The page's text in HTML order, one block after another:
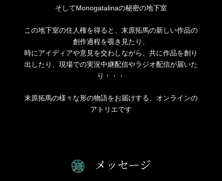
そしてMonogatalinaの秘密の地下室
この地下室の住人権を得ると、末原拓馬の新しい作品の
創作過程を覗き見たり、
時にアイディアや意見を交わしながら、共に作品を創り
出したり、現場での実況中継配信やラジオ配信が届いた
り・・・
末原拓馬の様々な形の物語をお届けする、オンラインの
アトリエです
メッセージ